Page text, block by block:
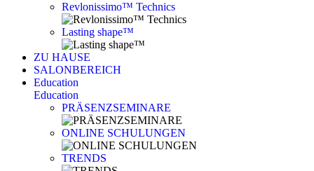
Revlonissimo™ Technics
Lasting shape™
ZU HAUSE
SALONBEREICH
Education
Education
PRÄSENZSEMINARE
ONLINE SCHULUNGEN
TRENDS